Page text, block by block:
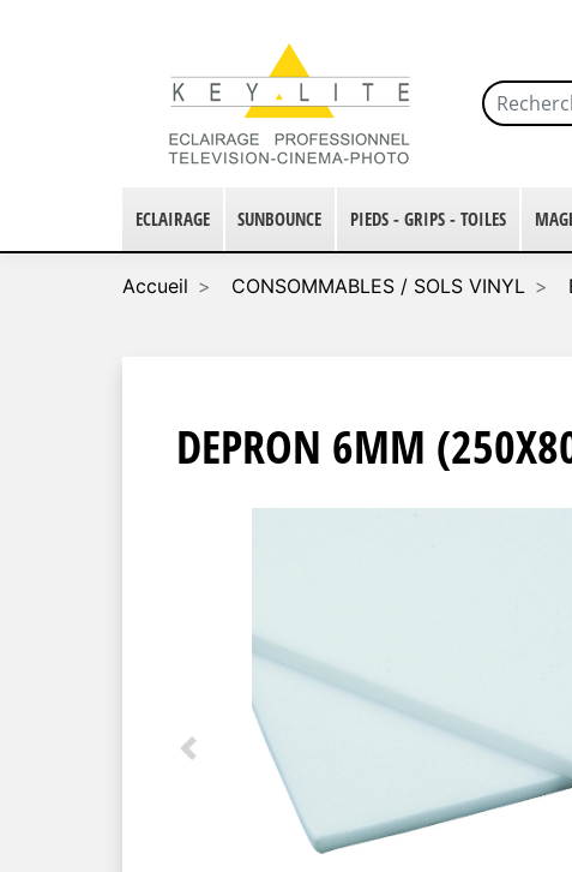
ECLAIRAGE SUNBOUNCE PIEDS - GRIPS - TOILES
Accueil CONSOMMABLES / SOLS VINYL
DEPRON 6MM
Previous